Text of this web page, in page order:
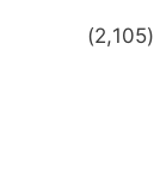
(2,105)